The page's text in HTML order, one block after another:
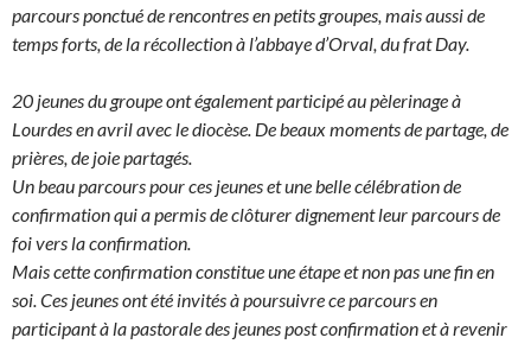
parcours ponctué de rencontres en petits groupes, mais aussi de
temps forts, de la récollection à l’abbaye d’Orval, du frat Day.
20 jeunes du groupe ont également participé au pèlerinage à
Lourdes en avril avec le diocèse. De beaux moments de partage, de
prières, de joie partagés.
Un beau parcours pour ces jeunes et une belle célébration de
confirmation qui a permis de clôturer dignement leur parcours de
foi vers la confirmation.
Mais cette confirmation constitue une étape et non pas une fin en
soi. Ces jeunes ont été invités à poursuivre ce parcours en
participant à la pastorale des jeunes post confirmation et à revenir